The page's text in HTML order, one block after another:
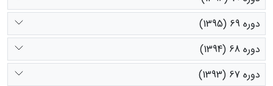
دوره 69 (1395)
دوره 68 (1394)
دوره 67 (1393)